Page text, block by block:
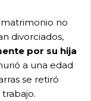
no
divorciados,
por su hija
a una edad
se retiró